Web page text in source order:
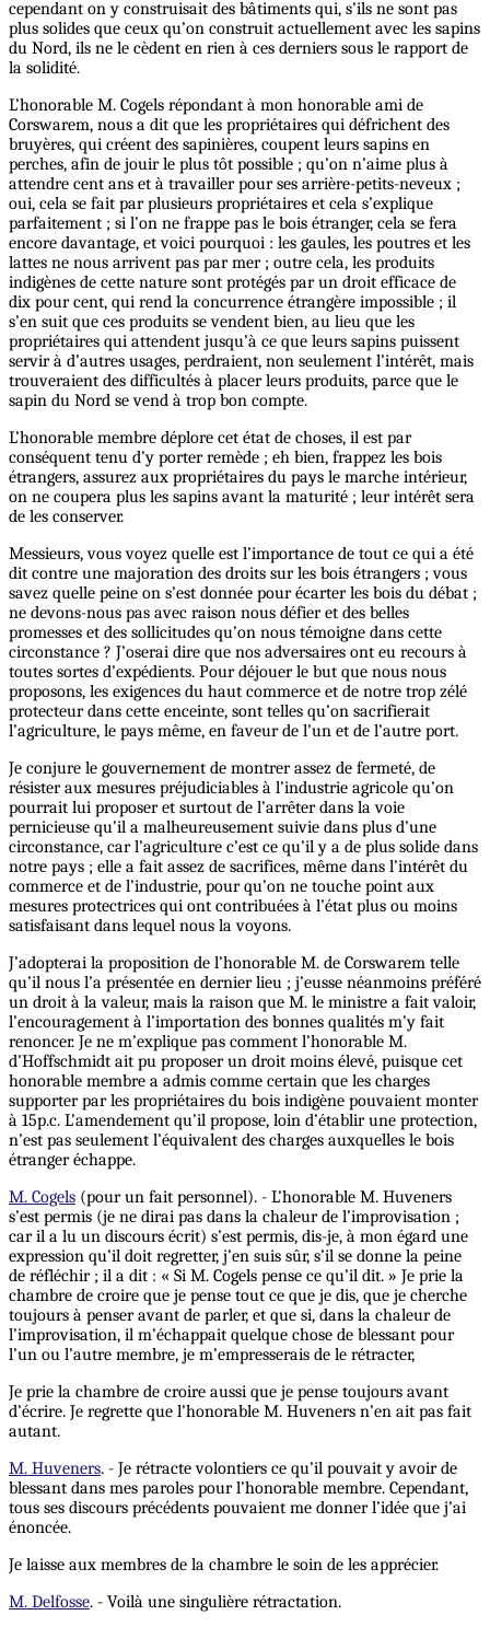
cependant on y construisait des bâtiments qui, s’ils ne sont pas
plus solides que ceux qu’on construit actuellement avec les sapins
du Nord, ils ne le cèdent en rien à ces derniers sous le rapport de
la solidité.
L’honorable M. Cogels répondant à mon honorable ami de
Corswarem, nous a dit que les propriétaires qui défrichent des
bruyères, qui créent des sapinières, coupent leurs sapins en
perches, afin de jouir le plus tôt possible ; qu’on n’aime plus à
attendre cent ans et à travailler pour ses arrière-petits-neveux ;
oui, cela se fait par plusieurs propriétaires et cela s’explique
parfaitement ; si l’on ne frappe pas le bois étranger, cela se fera
encore davantage, et voici pourquoi : les gaules, les poutres et les
lattes ne nous arrivent pas par mer ; outre cela, les produits
indigènes de cette nature sont protégés par un droit efficace de
dix pour cent, qui rend la concurrence étrangère impossible ; il
s’en suit que ces produits se vendent bien, au lieu que les
propriétaires qui attendent jusqu’à ce que leurs sapins puissent
servir à d’autres usages, perdraient, non seulement l’intérêt, mais
trouveraient des difficultés à placer leurs produits, parce que le
sapin du Nord se vend à trop bon compte.
L’honorable membre déplore cet état de choses, il est par
conséquent tenu d’y porter remède ; eh bien, frappez les bois
étrangers, assurez aux propriétaires du pays le marche intérieur,
on ne coupera plus les sapins avant la maturité ; leur intérêt sera
de les conserver.
Messieurs, vous voyez quelle est l’importance de tout ce qui a été
dit contre une majoration des droits sur les bois étrangers ; vous
savez quelle peine on s’est donnée pour écarter les bois du débat ;
ne devons-nous pas avec raison nous défier et des belles
promesses et des sollicitudes qu’on nous témoigne dans cette
circonstance ? J’oserai dire que nos adversaires ont eu recours à
toutes sortes d’expédients. Pour déjouer le but que nous nous
proposons, les exigences du haut commerce et de notre trop zélé
protecteur dans cette enceinte, sont telles qu’on sacrifierait
l’agriculture, le pays même, en faveur de l’un et de l’autre port.
Je conjure le gouvernement de montrer assez de fermeté, de
résister aux mesures préjudiciables à l’industrie agricole qu’on
pourrait lui proposer et surtout de l’arrêter dans la voie
pernicieuse qu’il a malheureusement suivie dans plus d’une
circonstance, car l’agriculture c’est ce qu’il y a de plus solide dans
notre pays ; elle a fait assez de sacrifices, même dans l’intérêt du
commerce et de l’industrie, pour qu’on ne touche point aux
mesures protectrices qui ont contribuées à l’état plus ou moins
satisfaisant dans lequel nous la voyons.
J’adopterai la proposition de l’honorable M. de Corswarem telle
qu’il nous l’a présentée en dernier lieu ; j’eusse néanmoins préféré
un droit à la valeur, mais la raison que M. le ministre a fait valoir,
l’encouragement à l’importation des bonnes qualités m’y fait
renoncer. Je ne m’explique pas comment l’honorable M.
d’Hoffschmidt ait pu proposer un droit moins élevé, puisque cet
honorable membre a admis comme certain que les charges
supporter par les propriétaires du bois indigène pouvaient monter
à 15p.c. L’amendement qu’il propose, loin d’établir une protection,
n’est pas seulement l’équivalent des charges auxquelles le bois
étranger échappe.
M. Cogels (pour un fait personnel). - L’honorable M. Huveners
s’est permis (je ne dirai pas dans la chaleur de l’improvisation ;
car il a lu un discours écrit) s’est permis, dis-je, à mon égard une
expression qu’il doit regretter, j’en suis sûr, s’il se donne la peine
de réfléchir ; il a dit : « Si M. Cogels pense ce qu’il dit. » Je prie la
chambre de croire que je pense tout ce que je dis, que je cherche
toujours à penser avant de parler, et que si, dans la chaleur de
l’improvisation, il m’échappait quelque chose de blessant pour
l’un ou l’autre membre, je m’empresserais de le rétracter,
Je prie la chambre de croire aussi que je pense toujours avant
d’écrire. Je regrette que l’honorable M. Huveners n’en ait pas fait
autant.
M. Huveners. - Je rétracte volontiers ce qu’il pouvait y avoir de
blessant dans mes paroles pour l’honorable membre. Cependant,
tous ses discours précédents pouvaient me donner l’idée que j’ai
énoncée.
Je laisse aux membres de la chambre le soin de les apprécier.
M. Delfosse. - Voilà une singulière rétractation.